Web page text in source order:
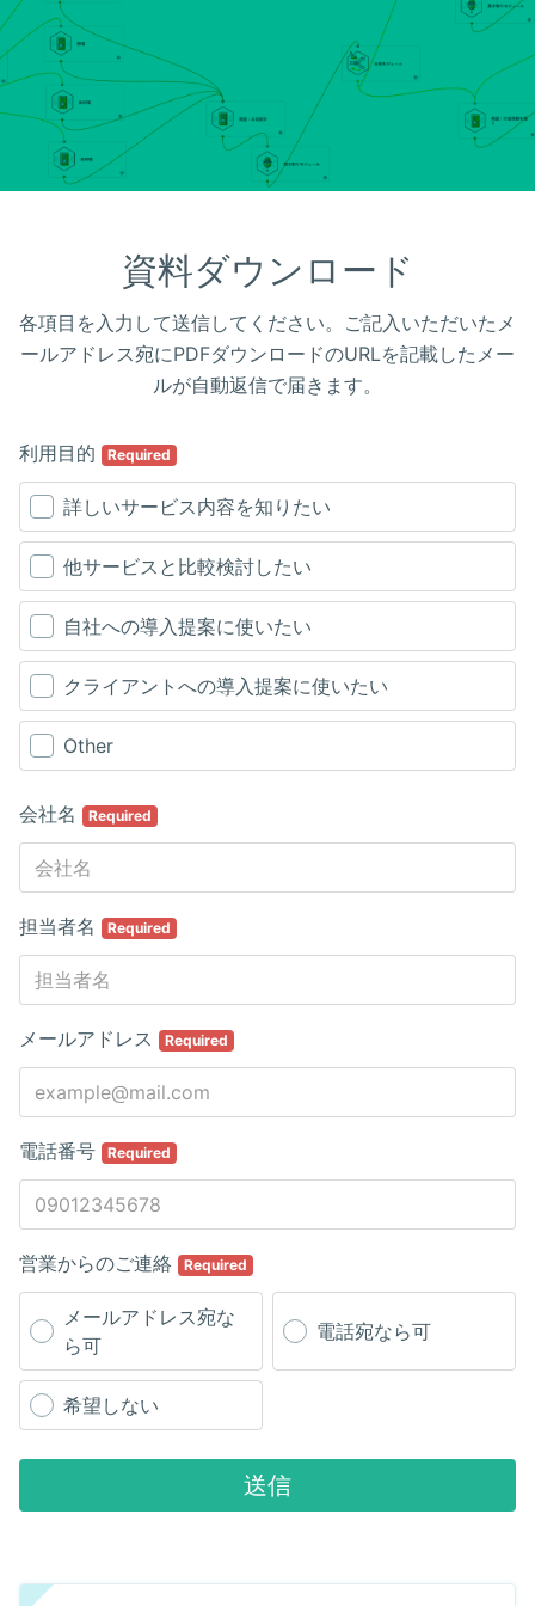
資料ダウンロード
各項目を入力して送信してください。ご記入いただいたメ
ールアドレス宛にPDFダウンロードのURLを記載したメー
ルが自動返信で届きます。
利用目的 Required
詳しいサービス内容を知りたい
他サービスと比較検討したい
自社への導入提案に使いたい
クライアントへの導入提案に使いたい
Other
会社名 Required
担当者名 Required
メールアドレス Required
電話番号 Required
営業からのご連絡 Required
メールアドレス宛な
ら可
電話宛なら可
希望しない
送信